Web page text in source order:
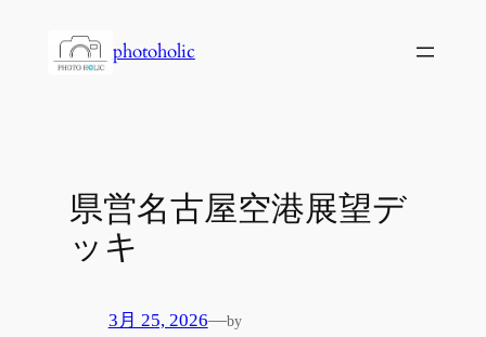
photoholic
県営名古屋空港展望デ
ッキ
3月 25, 2026—by